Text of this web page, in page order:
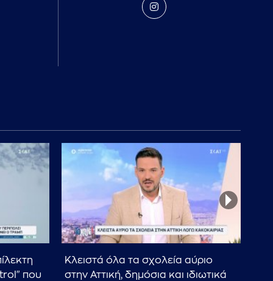
που
Κλειστά όλα τα σχολεία αύριο
στην Αττική, δημόσια και ιδιωτικά